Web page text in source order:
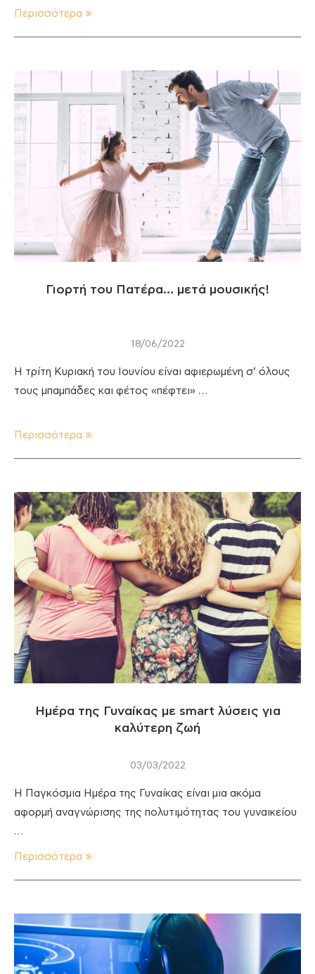
Περισσότερα
Γιορτή του Πατέρα… μετά μουσικής!
18/06/2022
Η τρίτη Κυριακή του Ιουνίου είναι αφιερωμένη σ’ όλους
τους μπαμπάδες και φέτος «πέφτει» …
Περισσότερα
Ημέρα της Γυναίκας με smart λύσεις για
καλύτερη ζωή
03/03/2022
Η Παγκόσμια Ημέρα της Γυναίκας είναι μια ακόμα
αφορμή αναγνώρισης της πολυτιμότητας του γυναικείου
…
Περισσότερα